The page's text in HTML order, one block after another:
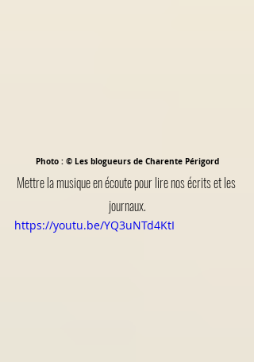
Photo : © Les blogueurs de Charente Périgord
Mettre la musique en écoute pour lire nos écrits et les
journaux.
https://youtu.be/YQ3uNTd4KtI